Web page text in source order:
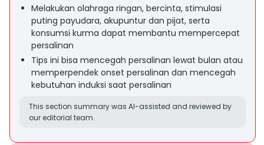
Melakukan olahraga ringan, bercinta, stimulasi
puting payudara, akupuntur dan pijat, serta
konsumsi kurma dapat membantu mempercepat
persalinan
Tips ini bisa mencegah persalinan lewat bulan atau
memperpendek onset persalinan dan mencegah
kebutuhan induksi saat persalinan
This section summary was AI-assisted and reviewed by
our editorial team.